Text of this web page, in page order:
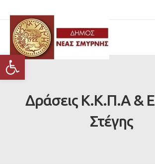
Ανοίξτε τη γραμμή εργαλείων
Δράσεις Κ.Κ.Π.Α &
Στέγης